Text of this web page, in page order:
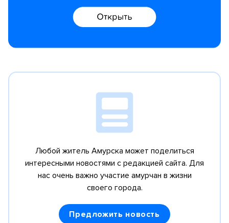
Любой житель Амурска может поделиться
интересными новостями с редакцией сайта. Для
нас очень важно участие амурчан в жизни
своего города.
Предложить новость